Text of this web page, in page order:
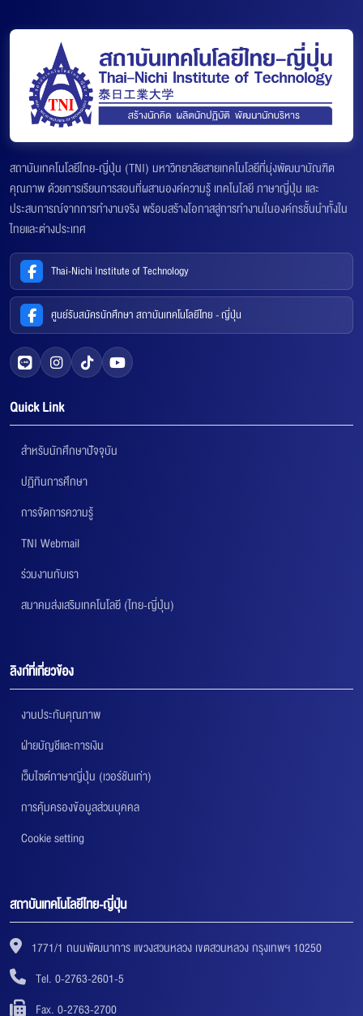
สถาบันเทคโนโลยีไทย-ญี่ปุ่น (TNI) มหาวิทยาลัยสายเทคโนโลยีที่มุ่งพัฒนาบัณฑิต
คุณภาพ ด้วยการเรียนการสอนที่ผสานองค์ความรู้ เทคโนโลยี ภาษาญี่ปุ่น และ
ประสบการณ์จากการทำงานจริง พร้อมสร้างโอกาสสู่การทำงานในองค์กรชั้นนำทั้งใน
ไทยและต่างประเทศ
Thai-Nichi Institute of Technology
ศูนย์รับสมัครนักศึกษา สถาบันเทคโนโลยีไทย - ญี่ปุ่น
Quick Link
สำหรับนักศึกษาปัจจุบัน
ปฏิทินการศึกษา
การจัดการความรู้
TNI Webmail
ร่วมงานกับเรา
สมาคมส่งเสริมเทคโนโลยี (ไทย-ญี่ปุ่น)
ลิงก์ที่เกี่ยวข้อง
งานประกันคุณภาพ
ฝ่ายบัญชีและการเงิน
เว็บไซต์ภาษาญี่ปุ่น (เวอร์ชันเก่า)
การคุ้มครองข้อมูลส่วนบุคคล
Cookie setting
สถาบันเทคโนโลยีไทย-ญี่ปุ่น
1771/1 ถนนพัฒนาการ แขวงสวนหลวง เขตสวนหลวง กรุงเทพฯ 10250
Tel. 0-2763-2601-5
Fax. 0-2763-2700